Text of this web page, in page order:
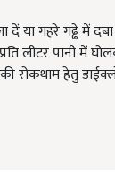
दें या गहरे गढ्ढे में
लीटर पानी में
हेतु